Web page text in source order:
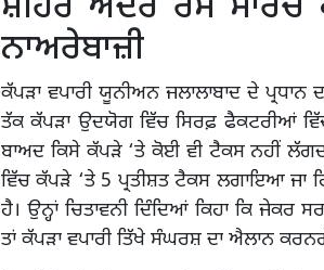
ਨਾਅਰੇਬਾਜ਼ੀ
ਕੱਪੜਾ ਵਪਾਰੀ ਯੂਨੀਅਨ ਜਲਾਲਾਬਾਦ ਦੇ
ਤੱਕ ਕੱਪੜਾ ਉਦਯੋਗ ਵਿੱਚ ਸਿਰਫ਼ ਫੈਕਟਰੀਆਂ
ਬਾਅਦ ਕਿਸੇ ਕੱਪੜੇ ‘ਤੇ ਕੋਈ ਵੀ ਟੈਕਸ ਨਹੀਂ
ਵਿੱਚ ਕੱਪੜੇ ‘ਤੇ 5 ਪ੍ਰਤੀਸ਼ਤ ਟੈਕਸ ਲਗਾਇਆ ਜਾ
ਹੈ। ਉਨ੍ਹਾਂ ਚਿਤਾਵਨੀ ਦਿੰਦਿਆਂ ਕਿਹਾ ਕਿ ਜੇਕਰ
ਤਾਂ ਕੱਪੜਾ ਵਪਾਰੀ ਤਿੱਖੇ ਸੰਘਰਸ਼ ਦਾ ਐਲਾਨ